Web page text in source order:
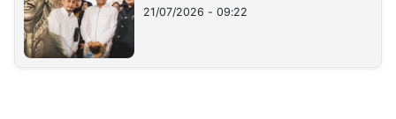
21/07/2026 - 09:22